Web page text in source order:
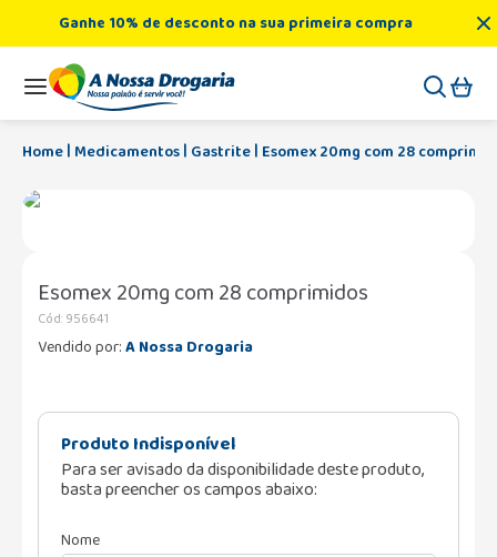
Ganhe 10% de desconto na sua primeira compra
Medicamentos Gastrite Esomex 20mg com 28
Esomex 20mg com 28 comprimidos
Cód: 956641
Vendido por:A Nossa Drogaria
Produto Indisponível
Para ser avisado da disponibilidade deste produto,
basta preencher os campos abaixo: